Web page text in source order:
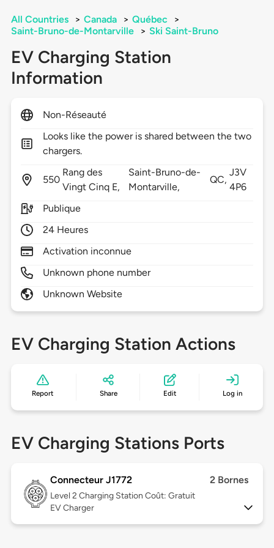
All Countries > Canada > Québec
>
Saint-Bruno-de-Montarville
> Ski Saint-Bruno
EV Charging Station
Information
Non-Réseauté
Looks like the power is shared between the two
chargers.
550
Rang des
Vingt Cinq E,
Saint-Bruno-de-
Montarville,
QC,
J3V
4P6
Publique
24 Heures
Activation inconnue
Unknown phone number
Unknown Website
EV Charging Station Actions
Report Share Edit Log in
EV Charging Stations Ports
Connecteur J1772 2 Bornes
Level 2 Charging Station Coût: Gratuit
EV Charger